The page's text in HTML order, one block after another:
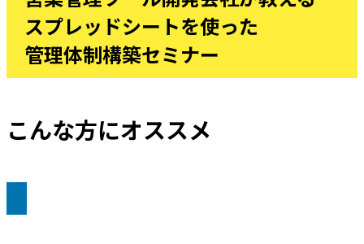
スプレッドシートを使った
管理体制構築セミナー
こんな方にオススメ